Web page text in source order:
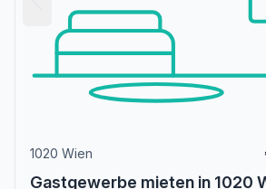
1020 Wien
Gastgewerbe mieten in 1020